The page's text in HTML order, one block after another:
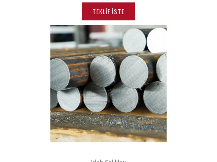
TEKLIF İSTE
ürünün
fazla
varyasyonu
Seçenekler
ürün
sayfasından
seçilebilir